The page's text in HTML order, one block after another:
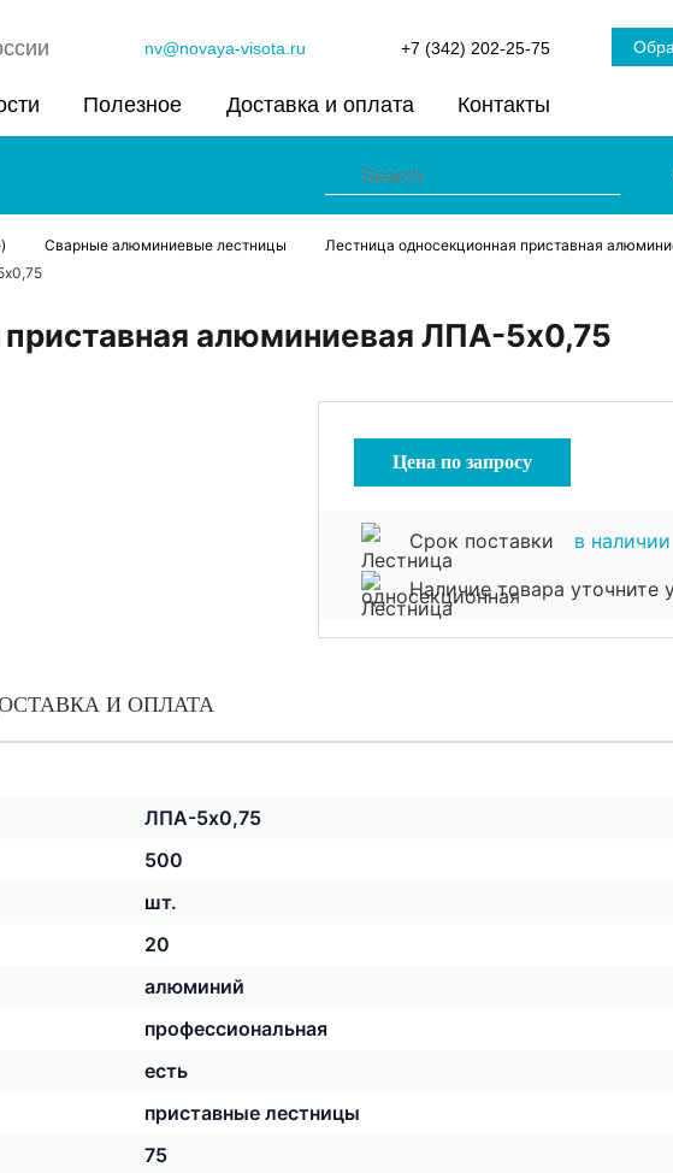
nv@novaya-visota.ru +7 (342) 202-25-75
Полезное Доставка и оплата Контакты
Сварные алюминиевые лестницы
Лестница односекционная приставная
алюминиевая ЛПА-5х0,75
Цена по запросу
Срок поставки
в наличии
Наличие товара уточните
И ОПЛАТА
ЛПА-5х0,75
500
шт.
20
алюминий
профессиональная
есть
приставные лестницы
75